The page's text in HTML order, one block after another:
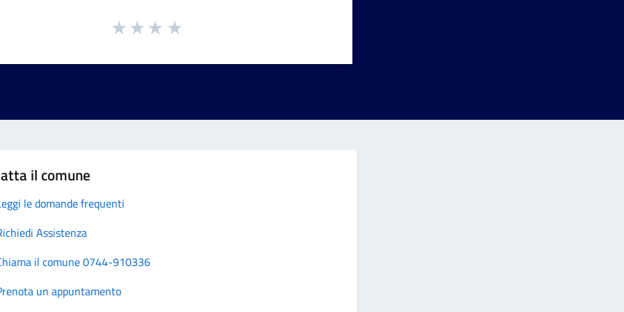
il comune
le domande frequenti
Assistenza
il comune 0744-910336
un appuntamento